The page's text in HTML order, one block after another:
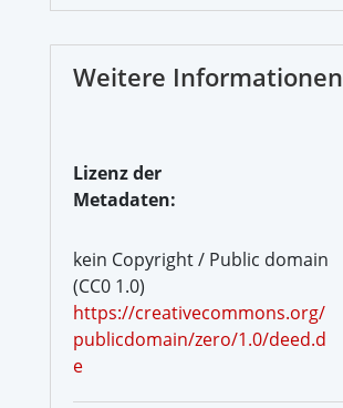
Weitere Informationen
Lizenz der
Metadaten:
kein Copyright / Public domain
(CC0 1.0)
https://creativecommons.org/
publicdomain/zero/1.0/deed.d
e